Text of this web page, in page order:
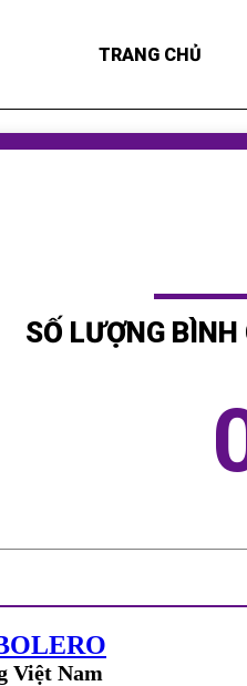
TRANG CHỦ
SỐ LƯỢNG
Việt Nam